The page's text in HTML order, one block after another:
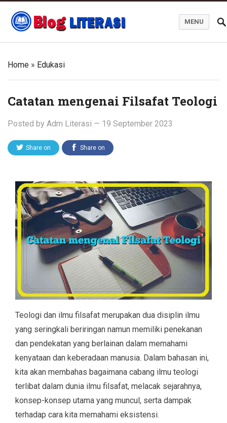
MENU
Home » Edukasi
Catatan mengenai Filsafat Teologi
Posted by Adm Literasi — 19 September 2023
Share on Share on
Teologi dan ilmu filsafat merupakan dua disiplin ilmu
yang seringkali beriringan namun memiliki penekanan
dan pendekatan yang berlainan dalam memahami
kenyataan dan keberadaan manusia. Dalam bahasan ini,
kita akan membahas bagaimana cabang ilmu teologi
terlibat dalam dunia ilmu filsafat, melacak sejarahnya,
konsep-konsep utama yang muncul, serta dampak
terhadap cara kita memahami eksistensi.